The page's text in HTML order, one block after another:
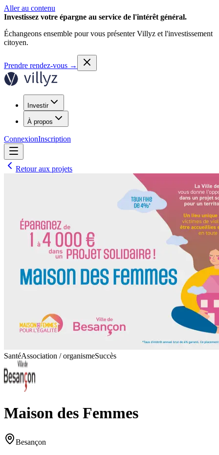
Aller au contenu
Investissez votre épargne au service de l'intérêt général.
Échangeons ensemble pour vous présenter Villyz et l'investissement
citoyen.
Prendre rendez-vous →
Investir
À propos
ConnexionInscription
Retour aux projets
SantéAssociation / organismeSuccès
Maison des Femmes
Besançon